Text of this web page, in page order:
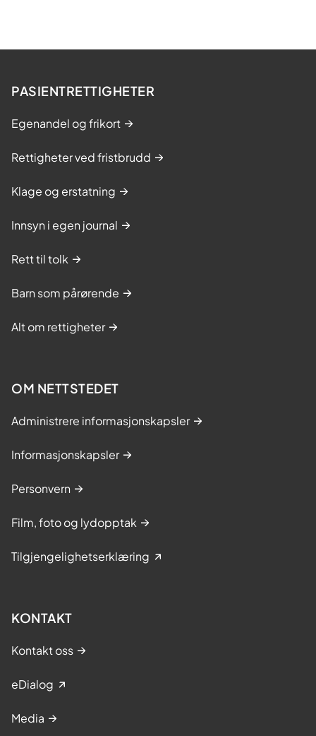
PASIENTRETTIGHETER
Egenandel og frikort
Rettigheter ved fristbrudd
Klage og erstatning
Innsyn i egen journal
Rett til tolk
Barn som pårørende
Alt om rettigheter
OM NETTSTEDET
Administrere informasjonskapsler
Informasjonskapsler
Personvern
Film, foto og lydopptak
Tilgjengelighetserklæring
KONTAKT
Kontakt oss
eDialog
Media